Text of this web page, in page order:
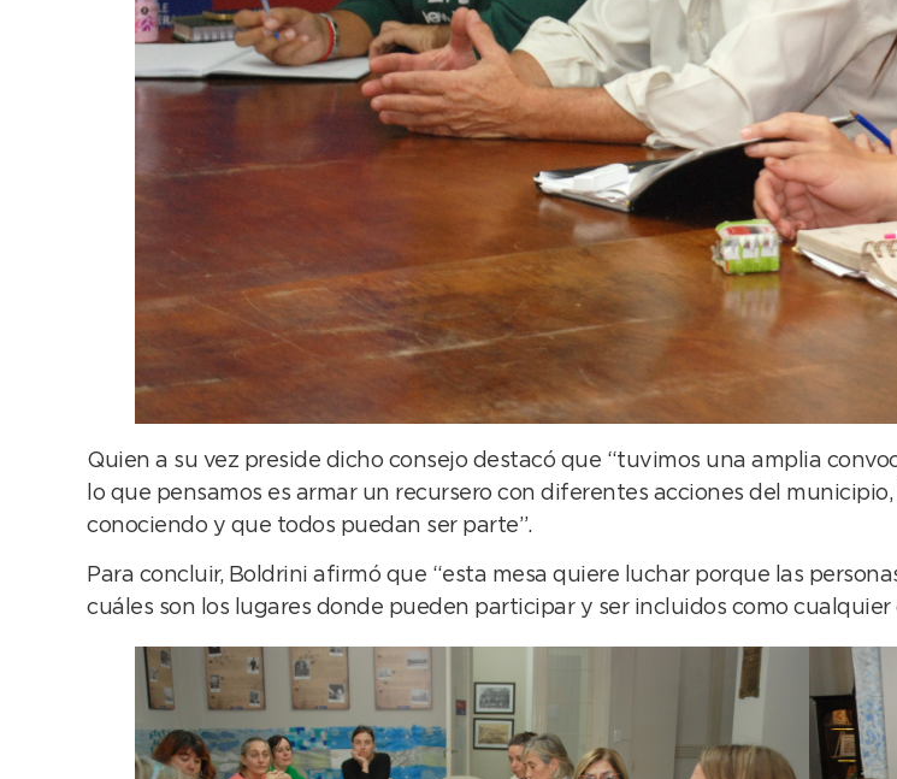
Quien a su vez preside dicho consejo destacó que “tuvimos una amplia
lo que pensamos es armar un recursero con diferentes acciones del
conociendo y que todos puedan ser parte”.
Para concluir, Boldrini afirmó que “esta mesa quiere luchar porque las
cuáles son los lugares donde pueden participar y ser incluidos como cualquier